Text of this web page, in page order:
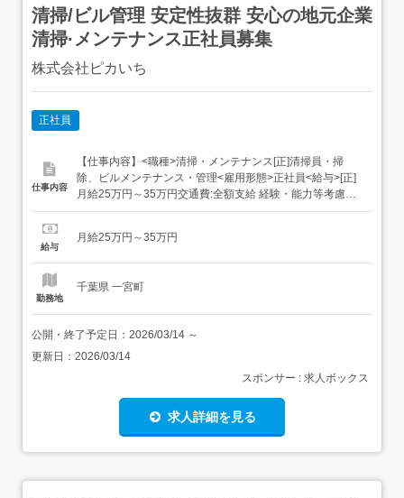
清掃/ビル管理 安定性抜群 安心の地元企業
清掃·メンテナンス正社員募集
株式会社ピカいち
正社員
仕事内容
【仕事内容】<職種>清掃・メンテナンス[正]清掃員・掃
除、ビルメンテナンス・管理<雇用形態>正社員<給与>[正]
月給25万円～35万円交通費:全額支給 経験・能力等考慮し
ます。<仕事内容>清掃・メンテナンスstaff(清掃・ビルメン
の物件の 共用部分の定期清掃・外回り清掃・小修繕・草刈
給与
月給25万円～35万円
勤務地
千葉県 一宮町
公開・終了予定日： 2026/03/14 ～
更新日： 2026/03/14
スポンサー : 求人ボックス
求人詳細を見る